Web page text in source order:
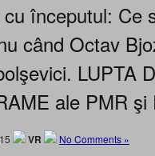
începutul: Ce
când Octav
LUPTA
ale PMR şi
VR No Comments »